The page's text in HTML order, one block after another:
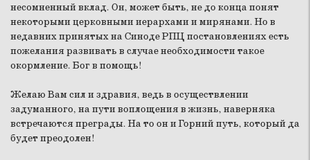
несомненный вклад. Он, может быть, не до конца понят
некоторыми церковными иерархами и мирянами. Но в
недавних принятых на Синоде РПЦ постановлениях есть
пожелания развивать в случае необходимости такое
окормление. Бог в помощь!
Желаю Вам сил и здравия, ведь в осуществлении
задуманного, на пути воплощения в жизнь, наверняка
встречаются преграды. На то он и Горний путь, который да
будет преодолен!